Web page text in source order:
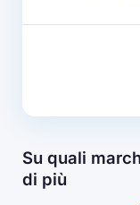
Su quali
di più